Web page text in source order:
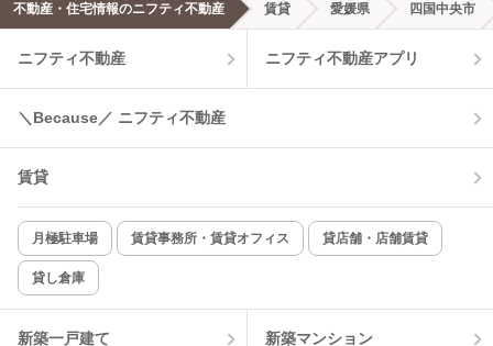
エアコンあり 都市ガス
温水洗浄便座 オートロック
コンロ2口以上
新着のみ インターネット無料
該当件数:
物件一覧に反映
不動産・住宅情報のニフティ不動産 賃貸 愛媛県 四国中央市
ニフティ不動産 ニフティ不動産アプリ
＼Because／ ニフティ不動産
賃貸
月極駐車場 賃貸事務所・賃貸オフィス 貸店舗・店舗賃貸
貸し倉庫
新築一戸建て 新築マンション